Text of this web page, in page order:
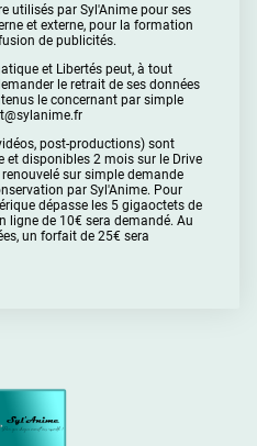
utilisés par Syl'Anime pour ses
et externe, pour la formation
de publicités.
et Libertés peut, à tout
le retrait de ses données
le concernant par simple
post-productions) sont
et disponibles 2 mois sur le Drive
sur simple demande
par Syl'Anime. Pour
dépasse les 5 gigaoctets de
ligne de 10€ sera demandé. Au
un forfait de 25€ sera